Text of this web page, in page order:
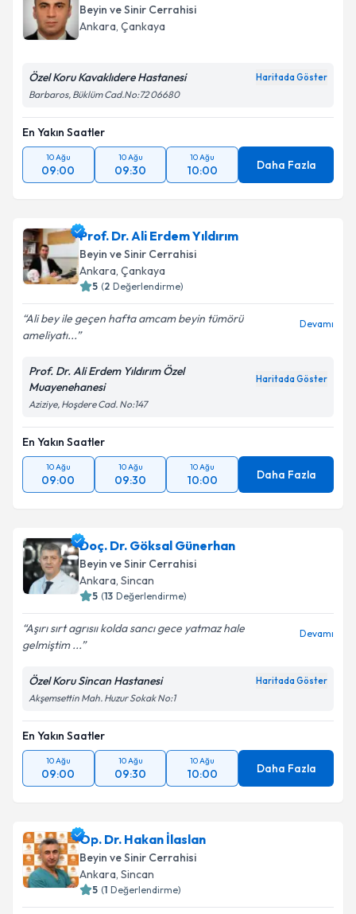
Beyin ve Sinir Cerrahisi
Ankara, Çankaya
Özel Koru Kavaklıdere Hastanesi Haritada Göster
Barbaros, Büklüm Cad.No:72 06680
En Yakın Saatler
10 Ağu
09:00
10 Ağu
09:30
10 Ağu
10:00 Daha Fazla
Prof. Dr. Ali Erdem Yıldırım
Beyin ve Sinir Cerrahisi
Ankara, Çankaya
5 (2 Değerlendirme)
Ali bey ile geçen hafta amcam beyin tümörü
ameliyatı...
Devamı
Prof. Dr. Ali Erdem Yıldırım Özel
Muayenehanesi
Haritada Göster
Aziziye, Hoşdere Cad. No:147
En Yakın Saatler
10 Ağu
09:00
10 Ağu
09:30
10 Ağu
10:00 Daha Fazla
Doç. Dr. Göksal Günerhan
Beyin ve Sinir Cerrahisi
Ankara, Sincan
5 (13 Değerlendirme)
Aşırı sırt agrısıı kolda sancı gece yatmaz hale
gelmiştim ...
Devamı
Özel Koru Sincan Hastanesi Haritada Göster
Akşemsettin Mah. Huzur Sokak No:1
En Yakın Saatler
10 Ağu
09:00
10 Ağu
09:30
10 Ağu
10:00 Daha Fazla
Op. Dr. Hakan İlaslan
Beyin ve Sinir Cerrahisi
Ankara, Sincan
5 (1 Değerlendirme)